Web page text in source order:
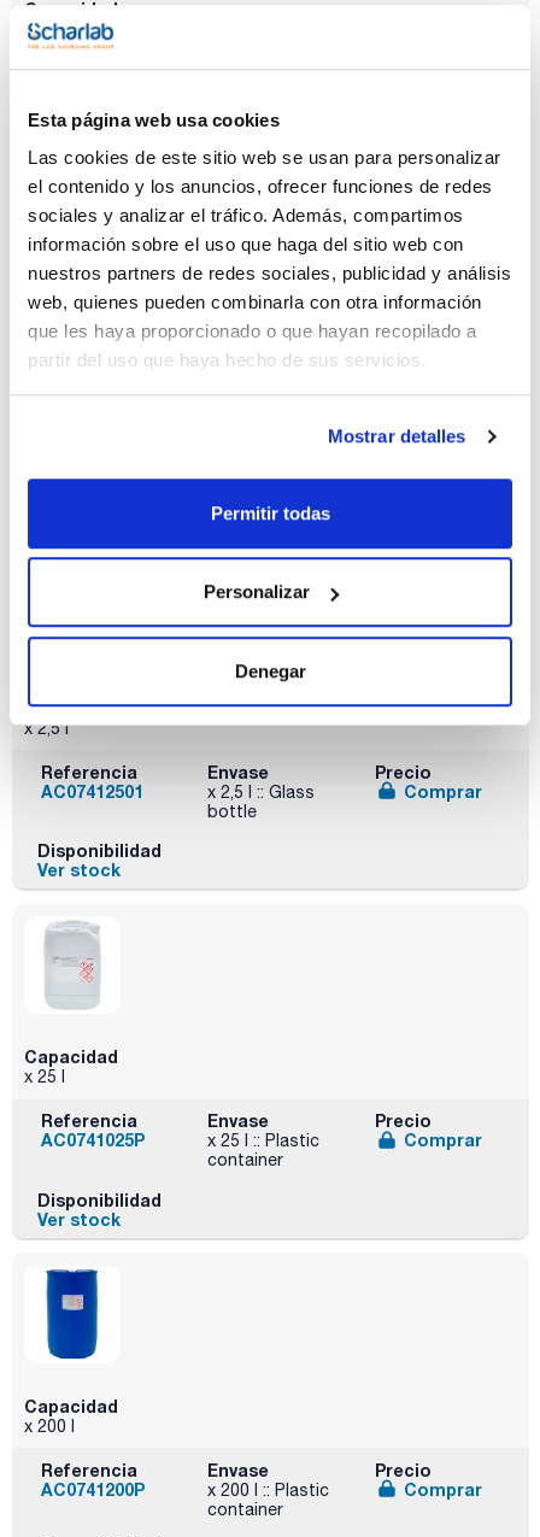
Esta página web usa cookies
Las cookies de este sitio web se usan para personalizar
el contenido y los anuncios, ofrecer funciones de redes
sociales y analizar el tráfico. Además, compartimos
información sobre el uso que haga del sitio web con
nuestros partners de redes sociales, publicidad y análisis
web, quienes pueden combinarla con otra información
que les haya proporcionado o que hayan recopilado a
partir del uso que haya hecho de sus servicios.
Mostrar detalles
Permitir todas
Personalizar
Denegar
Capacidad
x 1 l
Referencia
Envase
bottle
Precio
Disponibilidad
Capacidad
Comprar
Capacidad
x 2,5 l
Referencia
AC07412501
Envase
x 2,5 l :: Glass
bottle
Precio
Comprar
Disponibilidad
Ver stock
Capacidad
x 25 l
Referencia
AC0741025P
Envase
x 25 l :: Plastic
container
Precio
Comprar
Disponibilidad
Ver stock
Capacidad
x 200 l
Referencia
AC0741200P
Envase
x 200 l :: Plastic
container
Precio
Comprar